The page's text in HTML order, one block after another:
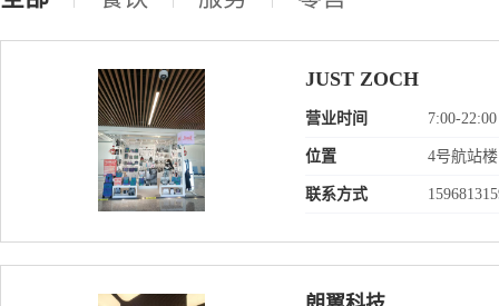
JUST ZOCH
营业时间 7:00-22:00
位置 4号航站
联系方式